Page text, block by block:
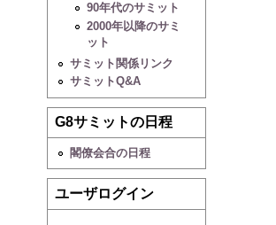
90年代のサミット
2000年以降のサミ
ット
サミット関係リンク
サミットQ&A
G8サミットの日程
閣僚会合の日程
ユーザログイン